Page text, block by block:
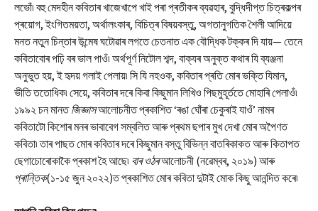
লভোঁ৷ বহু মেদহীন কবিতাৰ খাজেখাপে খাই পৰা প্ৰতীকৰ ব্যৱহাৰ, বুদ্ধিদীপ্ত চিত্ৰকল্পৰ
প্ৰয়োগ, ইংগিতময়তা, অৰ্থালংকাৰ, বিচিত্ৰ বিষয়বস্তু, অগতানুগতিক শৈলী আদিয়ে
মনত নতুন চিন্তাৰ উন্মেষ ঘটোৱাৰ লগতে চেতনাত এক বৌদ্ধিক টক্কৰ দি যায়— তেনে
কবিতাবোৰ পঢ়ি বৰ ভাল পাওঁ৷ অৰ্থপূৰ্ণ নিটোল শব্দ, বাক্যৰ অনুক্ত কথাৰ যি ব্যঞ্জনা
অনুভুত হয়, ই হৃদয় গলাই পেলায়৷ সি যি নহওক, কবিতাৰ প্ৰতি মোৰ ভক্তি যিমান,
ভীতি ততোধিক৷ সেয়ে, কবিতাৰ দৰে কিবা কিছুমান লিখিও পিছমুহূৰ্ততে মোহাৰি পেলাওঁ৷
১৯৯২ চন মানতজিজ্ঞাসআলোচনীত প্ৰকাশিত ‘ৰঙা ঘোঁৰা চেকুৰাই যাওঁ’ নামৰ
কবিতাটো কিশোৰ মনৰ ভাবাবেগ সম্বলিত আৰু প্ৰথম ছপাৰ মুখ দেখা মোৰ অপৈণত
কবিতা৷ তাৰ পাছত মোৰ কবিতাৰ দৰে কিছুমান বস্তু বিভিন্ন বাতৰিকাকত আৰু কিতাপত
ছেগাচোৰোকাকৈ প্ৰকাশ হৈ আছে৷ বাৰ ওঠৰআলোচনী (নৱেম্বৰ, ২০১৯) আৰু
প্ৰান্তিক(১-১৫ জুন ২০২২)ত প্ৰকাশিত মোৰ কবিতা দুটাই মোক কিছু আনন্দিত কৰে৷